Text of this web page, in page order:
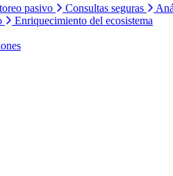
pasivo Consultas seguras
Enriquecimiento del ecosistema